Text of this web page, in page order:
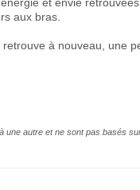
aux bras.
à nouveau, une
autre et ne sont pas basés